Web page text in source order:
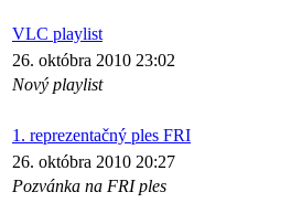
VLC playlist
26. októbra 2010 23:02
Nový playlist
1. reprezentačný ples FRI
26. októbra 2010 20:27
Pozvánka na FRI ples